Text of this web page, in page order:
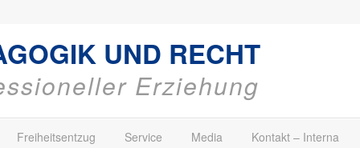
UND RECHT
Erziehung
Freiheitsentzug Service Media Kontakt – Interna